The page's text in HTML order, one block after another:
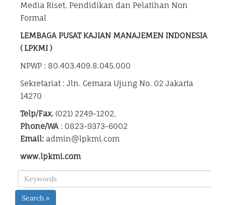
Media Riset, Pendidikan dan Pelatihan Non
Formal
LEMBAGA PUSAT KAJIAN MANAJEMEN INDONESIA
( LPKMI )
NPWP : 80.403.409.8.045.000
Sekretariat : Jln. Cemara Ujung No. 02 Jakarta
14270
Telp/Fax. (021) 2249-1202,
Phone/WA: 0823-9373-6002
Email: admin@lpkmi.com
www.lpkmi.com
Search »